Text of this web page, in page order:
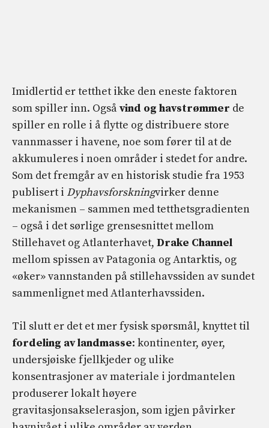
Imidlertid er tetthet ikke den eneste faktoren
som spiller inn. Ogsåvind og havstrømmer de
spiller en rolle i å flytte og distribuere store
vannmasser i havene, noe som fører til at de
akkumuleres i noen områder i stedet for andre.
Som det fremgår av en historisk studie fra 1953
publisert i Dyphavsforskningvirker denne
mekanismen – sammen med tetthetsgradienten
– også i det sørlige grensesnittet mellom
Stillehavet og Atlanterhavet, Drake Channel
mellom spissen av Patagonia og Antarktis, og
«øker» vannstanden på stillehavssiden av sundet
sammenlignet med Atlanterhavssiden.
Til slutt er det et mer fysisk spørsmål, knyttet til
fordeling av landmasse: kontinenter, øyer,
undersjøiske fjellkjeder og ulike
konsentrasjoner av materiale i jordmantelen
produserer lokalt høyere
gravitasjonsakselerasjon, som igjen påvirker